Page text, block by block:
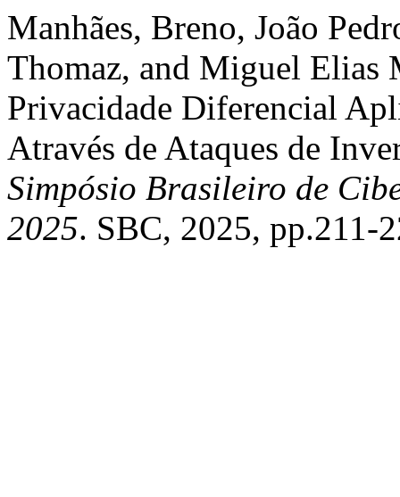
Manhães, Breno, João
Thomaz, and Miguel Elias
Privacidade Diferencial
Através de Ataques de
Simpósio Brasileiro de
2025. SBC, 2025, pp.211-